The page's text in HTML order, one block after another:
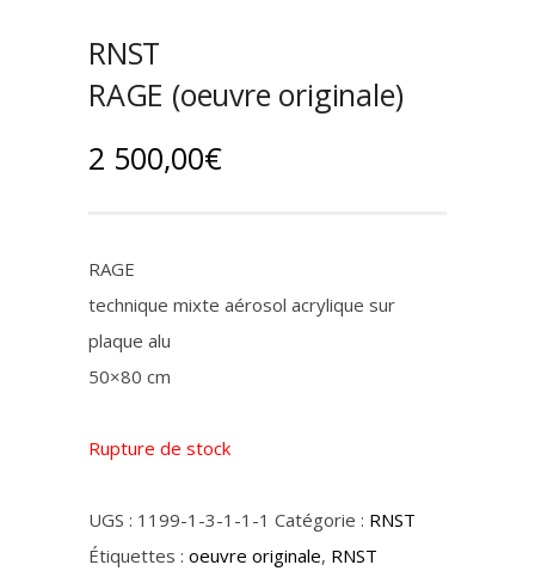
RNST
RAGE (oeuvre originale)
2 500,00€
RAGE
technique mixte aérosol acrylique sur
plaque alu
50×80 cm
Rupture de stock
UGS : 1199-1-3-1-1-1 Catégorie : RNST
Étiquettes : oeuvre originale, RNST